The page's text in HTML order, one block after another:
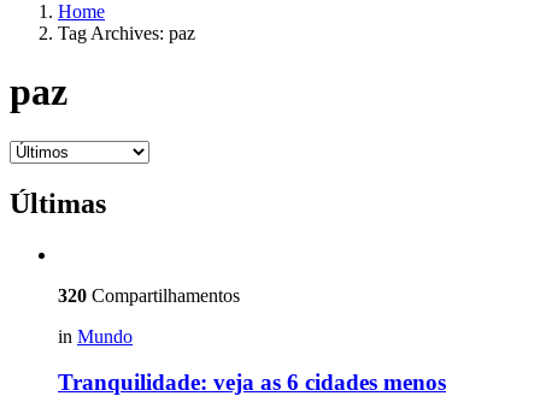
Home
Tag Archives: paz
paz
Últimas
320 Compartilhamentos
in Mundo
Tranquilidade: veja as 6 cidades menos